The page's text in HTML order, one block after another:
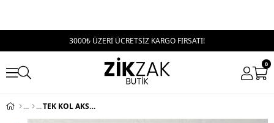
3000₺ ÜZERİ ÜCRETSİZ KARGO FIRSATI!
0
TEK KOL AKSESUAR DETAY ELBİSE BEYAZ